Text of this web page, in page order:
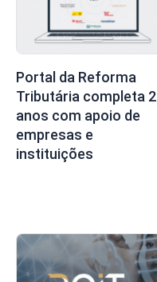
Portal da Reforma
Tributária completa 2
anos com apoio de
empresas e
instituições